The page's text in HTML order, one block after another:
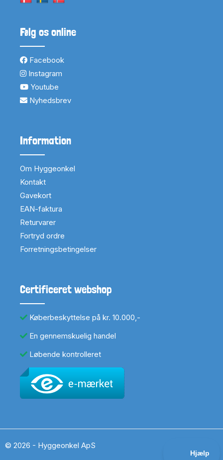
Følg os online
Facebook
Instagram
Youtube
Nyhedsbrev
Information
Om Hyggeonkel
Kontakt
Gavekort
EAN-faktura
Returvarer
Fortryd ordre
Forretningsbetingelser
Certificeret webshop
Køberbeskyttelse på kr. 10.000,-
En gennemskuelig handel
Løbende kontrolleret
© 2026 - Hyggeonkel ApS